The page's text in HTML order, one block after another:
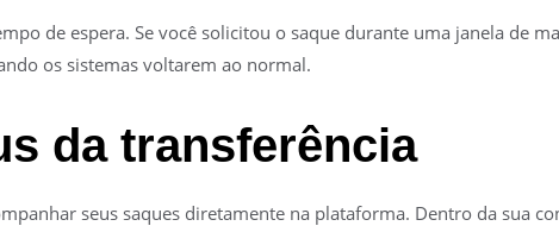
de espera. Se você solicitou o saque durante uma janela de
os sistemas voltarem ao normal.
da transferência
seus saques diretamente na plataforma. Dentro da sua